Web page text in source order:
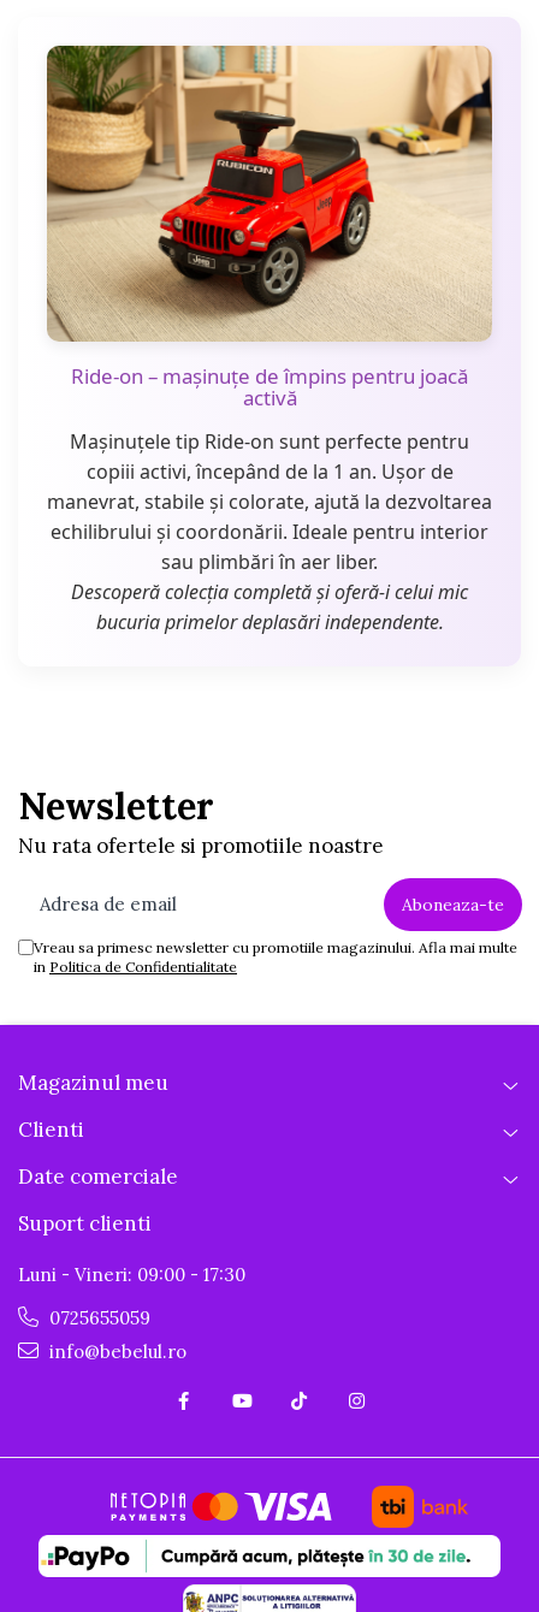
Ride-on – mașinuțe de împins pentru joacă
activă
Mașinuțele tip Ride-on sunt perfecte pentru
copiii activi, începând de la 1 an. Ușor de
manevrat, stabile și colorate, ajută la dezvoltarea
echilibrului și coordonării. Ideale pentru interior
sau plimbări în aer liber.
Descoperă colecția completă și oferă-i celui mic
bucuria primelor deplasări independente.
Newsletter
Nu rata ofertele si promotiile noastre
Vreau sa primesc newsletter cu promotiile magazinului. Afla mai multe
in Politica de Confidentialitate
Magazinul meu
Clienti
Date comerciale
Suport clienti
Luni - Vineri: 09:00 - 17:30
0725655059
info@bebelul.ro